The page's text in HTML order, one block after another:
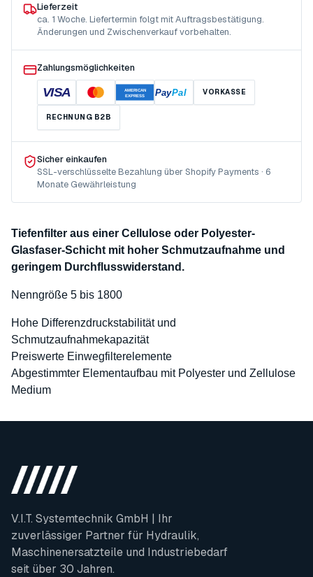
Lieferzeit
ca. 1 Woche. Liefertermin folgt mit Auftragsbestätigung.
Änderungen und Zwischenverkauf vorbehalten.
Zahlungsmöglichkeiten
VISA
AMERICAN
EXPRESS
PayPal VORKASSE
RECHNUNG B2B
Sicher einkaufen
SSL-verschlüsselte Bezahlung über Shopify Payments · 6
Monate Gewährleistung
Tiefenfilter aus einer Cellulose oder Polyester-
Glasfaser-Schicht mit hoher Schmutzaufnahme und
geringem Durchflusswiderstand.
Nenngröße 5 bis 1800
Hohe Differenzdruckstabilität und
Schmutzaufnahmekapazität
Preiswerte Einwegfilterelemente
Abgestimmter Elementaufbau mit Polyester und Zellulose
Medium
V.I.T. Systemtechnik GmbH | Ihr
zuverlässiger Partner für Hydraulik,
Maschinenersatzteile und Industriebedarf
seit über 30 Jahren.